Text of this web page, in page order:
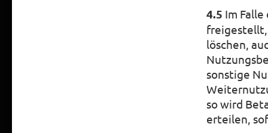
4.5 Im
freigestellt,
löschen,
sonstige
so wird
erteilen,